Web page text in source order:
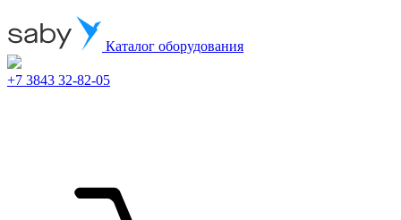
Каталог оборудования
+7 3843 32-82-05